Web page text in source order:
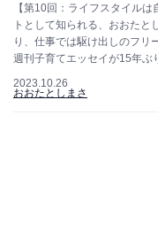
【第10回：ライフスタイル
トとして知られる、おおたと
り、仕事では駆け出しのフリ
週刊子育てエッセイが15年ぶ
2023.10.26
おおたとしまさ